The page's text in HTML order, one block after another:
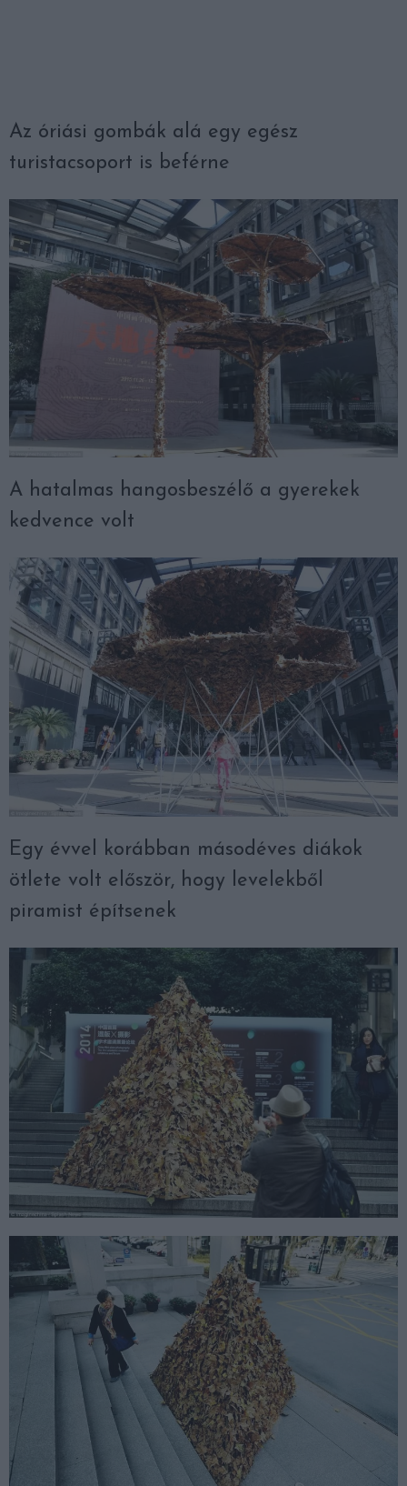
Az óriási gombák alá egy egész
turistacsoport is beférne
A hatalmas hangosbeszélő a gyerekek
kedvence volt
Egy évvel korábban másodéves diákok
ötlete volt először, hogy levelekből
piramist építsenek